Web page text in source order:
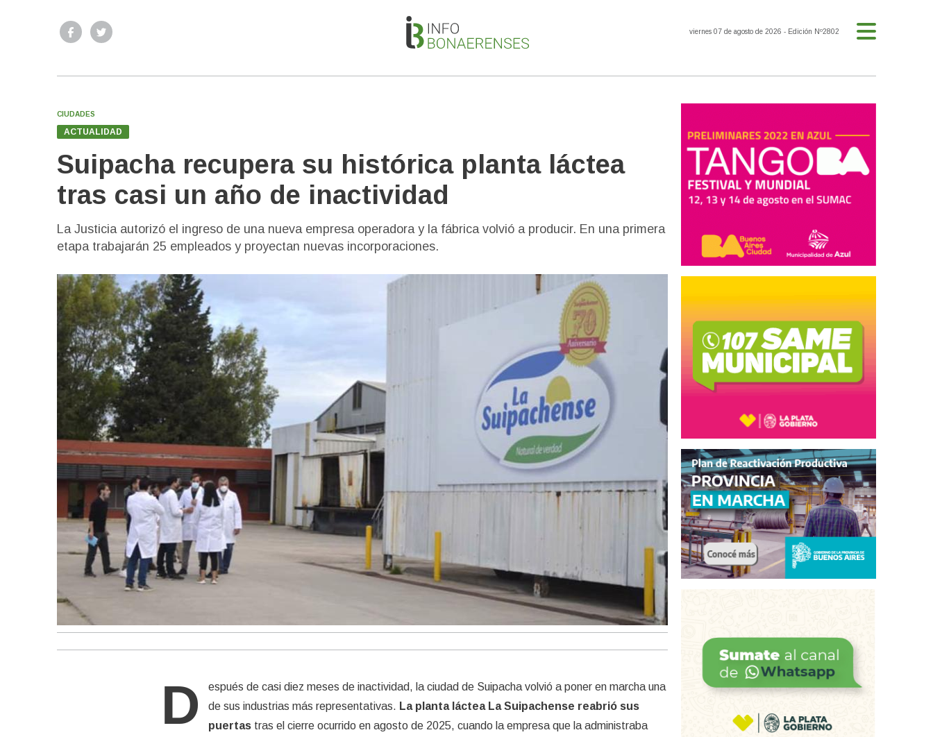
viernes 07 de agosto de 2026 - Edición Nº2802
CIUDADES
ACTUALIDAD
Suipacha recupera su histórica planta láctea
tras casi un año de inactividad
La Justicia autorizó el ingreso de una nueva empresa operadora y la fábrica volvió a producir. En una primera
etapa trabajarán 25 empleados y proyectan nuevas incorporaciones.
D
espués de casi diez meses de inactividad, la ciudad de Suipacha volvió a poner en marcha una
de sus industrias más representativas. La planta láctea La Suipachense reabrió sus
puertastras el cierre ocurrido en agosto de 2025, cuando la empresa que la administraba